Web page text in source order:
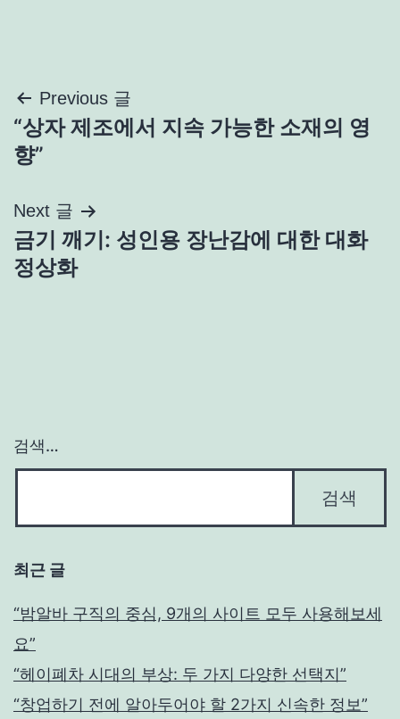
글
탐
Previous 글
“상자 제조에서 지속 가능한 소재의 영
향”
Next 글
금기 깨기: 성인용 장난감에 대한 대화
정상화
검색…
최근 글
“밤알바 구직의 중심, 9개의 사이트 모두 사용해보세
요”
“헤이폐차 시대의 부상: 두 가지 다양한 선택지”
“창업하기 전에 알아두어야 할 2가지 신속한 정보”